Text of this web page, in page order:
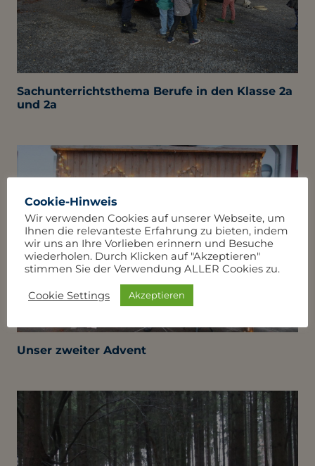
Sachunterrichtsthema Berufe in den Klasse 2a
und 2a
Unser zweiter Advent
Cookie-Hinweis
Wir verwenden Cookies auf unserer Webseite, um
Ihnen die relevanteste Erfahrung zu bieten, indem
wir uns an Ihre Vorlieben erinnern und Besuche
wiederholen. Durch Klicken auf "Akzeptieren"
stimmen Sie der Verwendung ALLER Cookies zu.
Cookie Settings Akzeptieren